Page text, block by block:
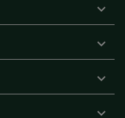



